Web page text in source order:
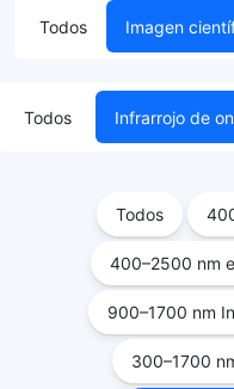
Todos Imagen
Todos Infrarrojo de
Todos
400–2500 nm
900–1700 nm
300–1700